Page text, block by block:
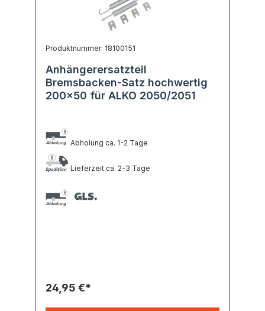
Produktnummer: 18100151
Anhängerersatzteil
Bremsbacken-Satz hochwertig
200x50 für ALKO 2050/2051
Abholung ca. 1-2 Tage
Lieferzeit ca. 2-3 Tage
24,95 €*